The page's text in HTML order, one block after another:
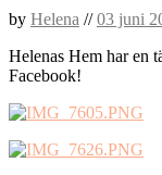
by Helena //03 juni
Helenas Hem har en
Facebook!